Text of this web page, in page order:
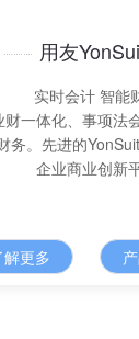
用友
实时会计 智能
财一体化、事项法
务。先进的
企业商业创新
解更多